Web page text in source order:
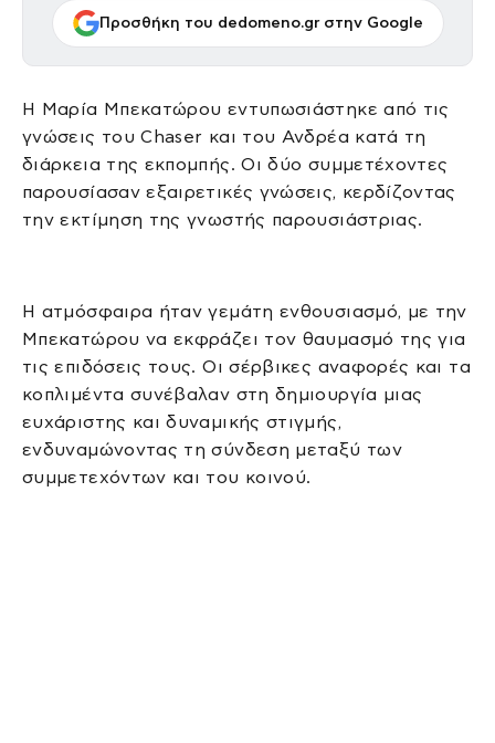
Προσθήκη του dedomeno.gr στην Google
Η Μαρία Μπεκατώρου εντυπωσιάστηκε από τις
γνώσεις του Chaser και του Ανδρέα κατά τη
διάρκεια της εκπομπής. Οι δύο συμμετέχοντες
παρουσίασαν εξαιρετικές γνώσεις, κερδίζοντας
την εκτίμηση της γνωστής παρουσιάστριας.
Η ατμόσφαιρα ήταν γεμάτη ενθουσιασμό, με την
Μπεκατώρου να εκφράζει τον θαυμασμό της για
τις επιδόσεις τους. Οι σέρβικες αναφορές και τα
κοπλιμέντα συνέβαλαν στη δημιουργία μιας
ευχάριστης και δυναμικής στιγμής,
ενδυναμώνοντας τη σύνδεση μεταξύ των
συμμετεχόντων και του κοινού.